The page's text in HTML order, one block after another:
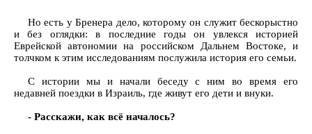
Но есть у Бренера дело, которому он служит бескорыстно
и без оглядки: в последние годы он увлекся историей
Еврейской автономии на российском Дальнем Востоке, и
толчком к этим исследованиям послужила история его семьи.
С истории мы и начали беседу с ним во время его
недавней поездки в Израиль, где живут его дети и внуки.
- Расскажи, как всё началось?